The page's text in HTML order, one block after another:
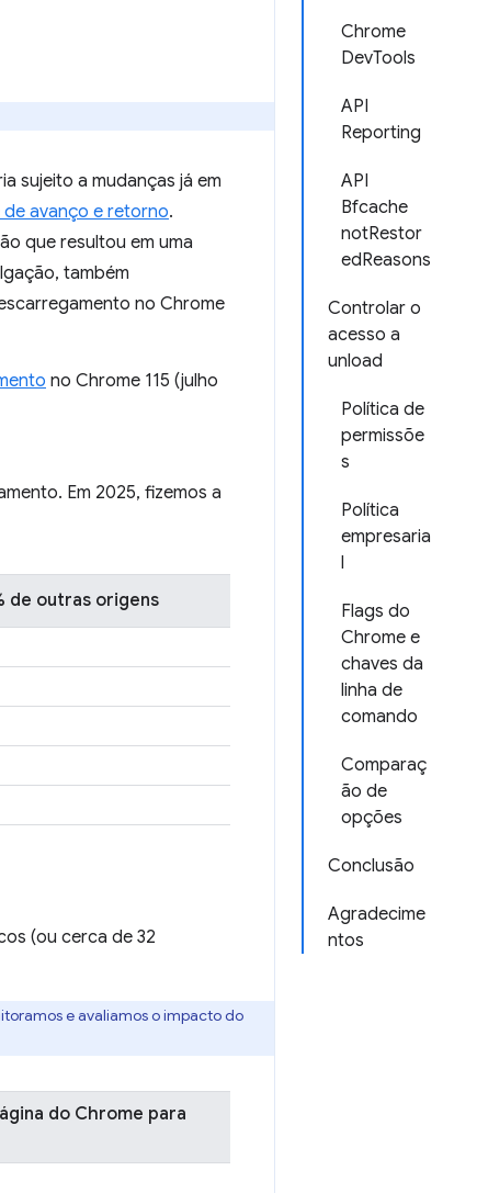
Chrome
DevTools
API
Reporting
API
Bfcache
notRestor
edReasons
Controlar o
acesso a
unload
Política de
permissõe
s
Política
empresaria
l
Flags do
Chrome e
chaves da
linha de
comando
Comparaç
ão de
opções
Conclusão
Agradecime
ntos
sujeito a mudanças já em
avanço e retorno.
que resultou em uma
também
no Chrome
no Chrome 115 (julho
Em 2025, fizemos a
de outras origens
(ou cerca de 32
e avaliamos o impacto do
do Chrome para